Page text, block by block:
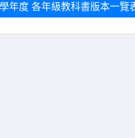
年度 各年級教科書版本一覽